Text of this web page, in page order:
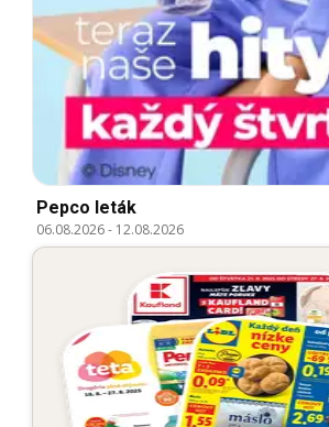
Pepco leták
06.08.2026- 12.08.2026